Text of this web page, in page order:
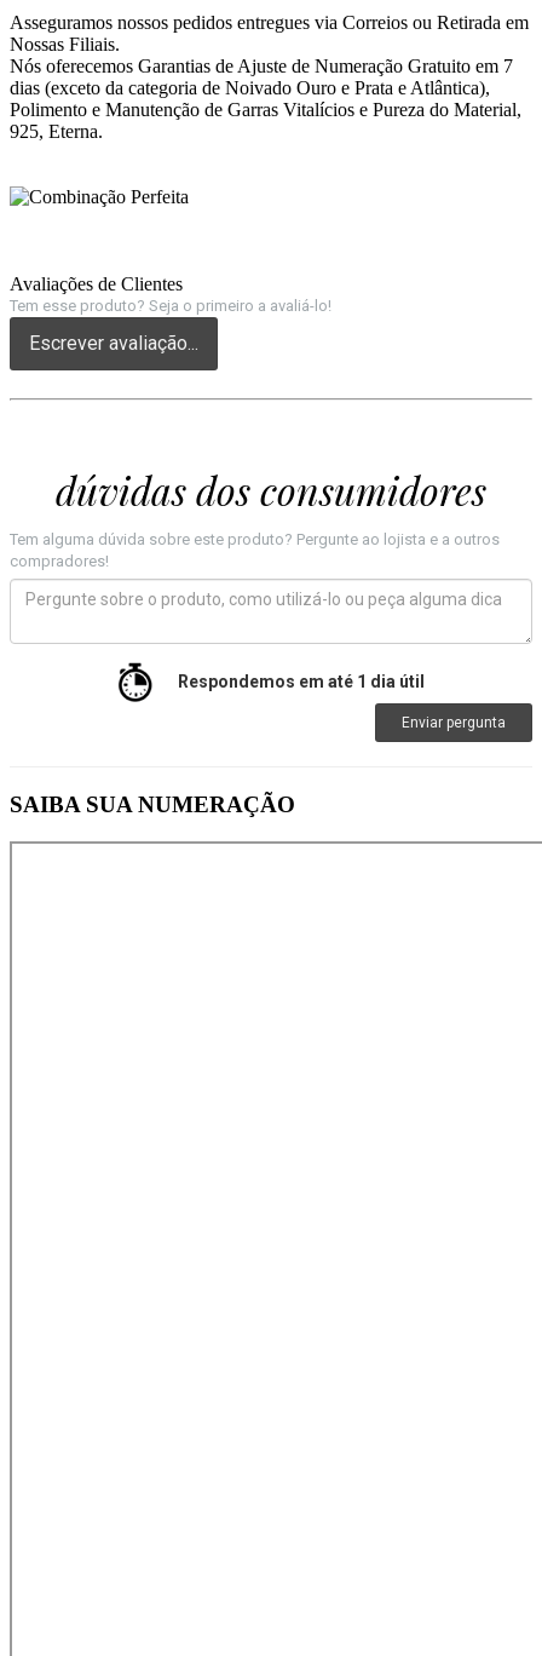
Asseguramos nossos pedidos entregues via Correios ou Retirada em
Nossas Filiais.
Nós oferecemos Garantias de Ajuste de Numeração Gratuito em 7
dias (exceto da categoria de Noivado Ouro e Prata e Atlântica),
Polimento e Manutenção de Garras Vitalícios e Pureza do Material,
925, Eterna.
Avaliações de Clientes
Tem esse produto? Seja o primeiro a avaliá-lo!
Escrever avaliação...
dúvidas dos consumidores
Tem alguma dúvida sobre este produto? Pergunte ao lojista e a outros
compradores!
Respondemos em até 1 dia útil
Enviar pergunta
SAIBA SUA NUMERAÇÃO